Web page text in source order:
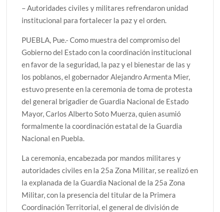
– Autoridades civiles y militares refrendaron unidad
institucional para fortalecer la paz y el orden.
PUEBLA, Pue.- Como muestra del compromiso del
Gobierno del Estado con la coordinación institucional
en favor de la seguridad, la paz y el bienestar de las y
los poblanos, el gobernador Alejandro Armenta Mier,
estuvo presente en la ceremonia de toma de protesta
del general brigadier de Guardia Nacional de Estado
Mayor, Carlos Alberto Soto Muerza, quien asumió
formalmente la coordinación estatal de la Guardia
Nacional en Puebla.
La ceremonia, encabezada por mandos militares y
autoridades civiles en la 25a Zona Militar, se realizó en
la explanada de la Guardia Nacional de la 25a Zona
Militar, con la presencia del titular de la Primera
Coordinación Territorial, el general de división de